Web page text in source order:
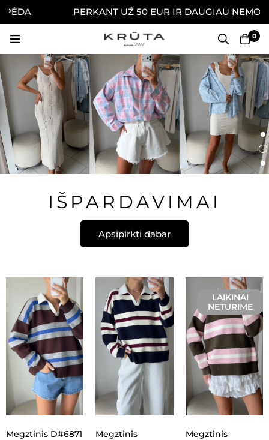
PERKANT UŽ 50 EUR IR DAUGIAU
0
IŠPARDAVIMAI
Apsipirkti dabar
Megztinis D#6871
Megztinis
LAIKINAI
NETURIME
Megztinis